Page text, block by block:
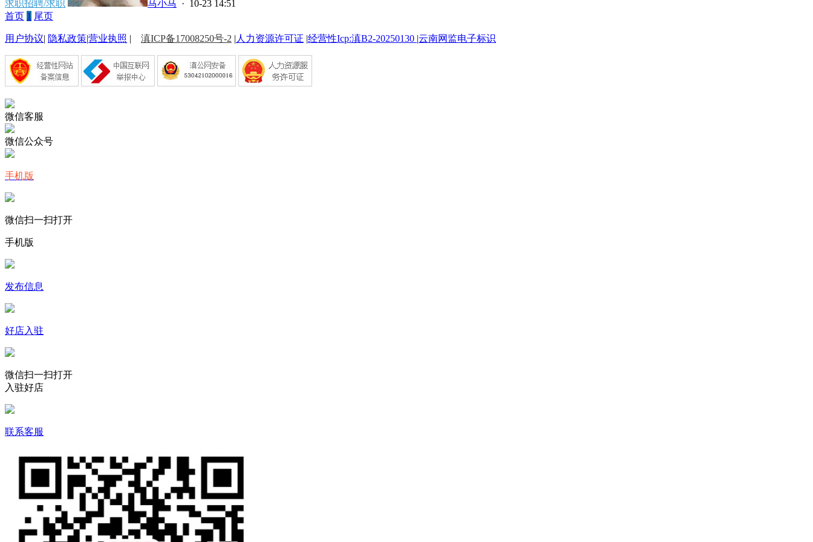
求职招聘/求职 马小马
· 10-23 14:51
首页 1 尾页
用户协议| 隐私政策|营业执照 | 滇ICP备17008250号-2 | 人力资源许可证 |经营性Icp:滇B2-20250130 |云南网监电子标识
微信客服
微信公众号
手机版
微信扫一扫打开
手机版
发布信息
好店入驻
微信扫一扫打开
入驻好店
联系客服